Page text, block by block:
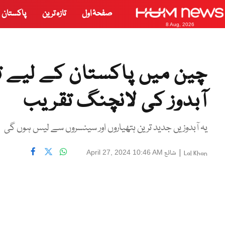
8 Aug, 2026
صفحۂ اول تازہ ترین پاکستان
چین میں پاکستان کے لیے
آبدوز کی لانچنگ تقریب
یہ آبدوزیں جدید ترین ہتھیاروں اور سینسروں سے لیس ہوں گی
Lal Khan
| شائع April 27, 2024 10:46 AM